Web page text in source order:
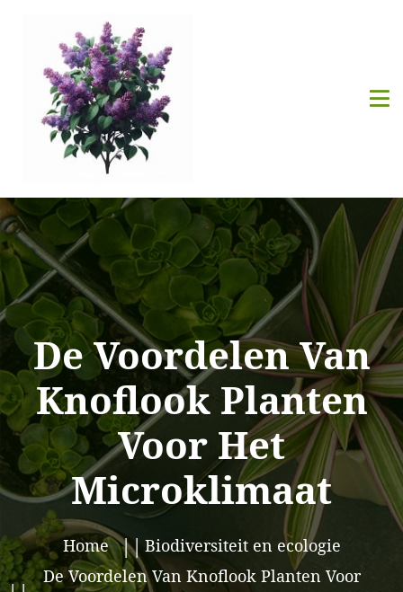
De Voordelen Van
Knoflook Planten
Voor Het
Microklimaat
Home
Biodiversiteit en ecologie
De Voordelen Van Knoflook Planten Voor